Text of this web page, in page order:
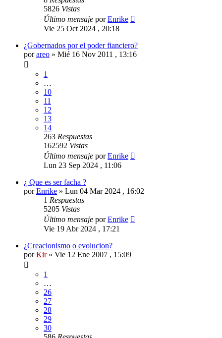
5826 Vistas
Último mensaje porEnrike
Vie 25 Oct 2024 , 20:18
¿Gobernados por el poder fianciero?
porareo » Mié 16 Nov 2011 , 13:16
1
…
10
11
12
13
14
263 Respuestas
162592 Vistas
Último mensaje porEnrike
Lun 23 Sep 2024 , 11:06
¿ Que es ser facha ?
porEnrike » Lun 04 Mar 2024 , 16:02
1 Respuestas
5205 Vistas
Último mensaje porEnrike
Vie 19 Abr 2024 , 17:21
¿Creacionismo o evolucion?
porKir» Vie 12 Ene 2007 , 15:09
1
…
26
27
28
29
30